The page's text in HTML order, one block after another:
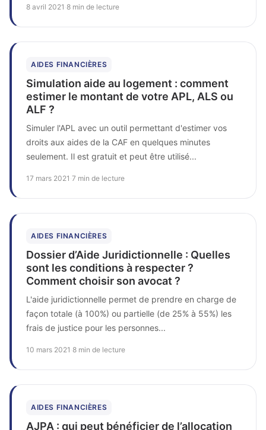
8 avril 2021 8 min de lecture
AIDES FINANCIÈRES
Simulation aide au logement : comment
estimer le montant de votre APL, ALS ou
ALF ?
Simuler l'APL avec un outil permettant d'estimer vos
droits aux aides de la CAF en quelques minutes
seulement. Il est gratuit et peut être utilisé...
17 mars 2021 7 min de lecture
AIDES FINANCIÈRES
Dossier d’Aide Juridictionnelle : Quelles
sont les conditions à respecter ?
Comment choisir son avocat ?
L'aide juridictionnelle permet de prendre en charge de
façon totale (à 100%) ou partielle (de 25% à 55%) les
frais de justice pour les personnes...
10 mars 2021 8 min de lecture
AIDES FINANCIÈRES
AJPA : qui peut bénéficier de l’allocation